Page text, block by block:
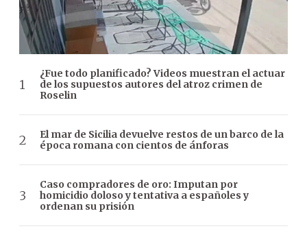
¿Fue todo planificado? Videos muestran el actuar
de los supuestos autores del atroz crimen de
Roselin
El mar de Sicilia devuelve restos de un barco de la
época romana con cientos de ánforas
Caso compradores de oro: Imputan por
homicidio doloso y tentativa a españoles y
ordenan su prisión